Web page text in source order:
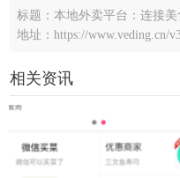
标题：本地外卖平台：连接
地址：https://www.veding.cn/
相关资讯